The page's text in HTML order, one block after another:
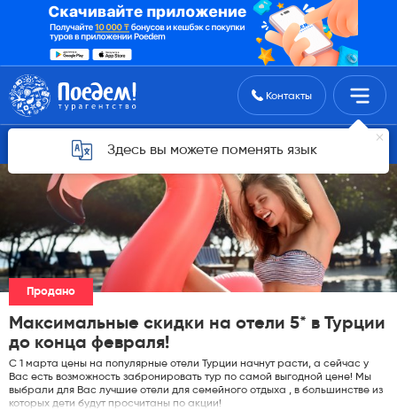
Поиск туровКонтакты
Здесь вы можете поменять язык
Горящие туры для Астаны
Продано
Максимальные скидки на отели 5* в Турции
до конца февраля!
С 1 марта цены на популярные отели Турции начнут расти, а сейчас у
Вас есть возможность забронировать тур по самой выгодной цене! Мы
выбрали для Вас лучшие отели для семейного отдыха , в большинстве из
которых дети будут просчитаны по акции!